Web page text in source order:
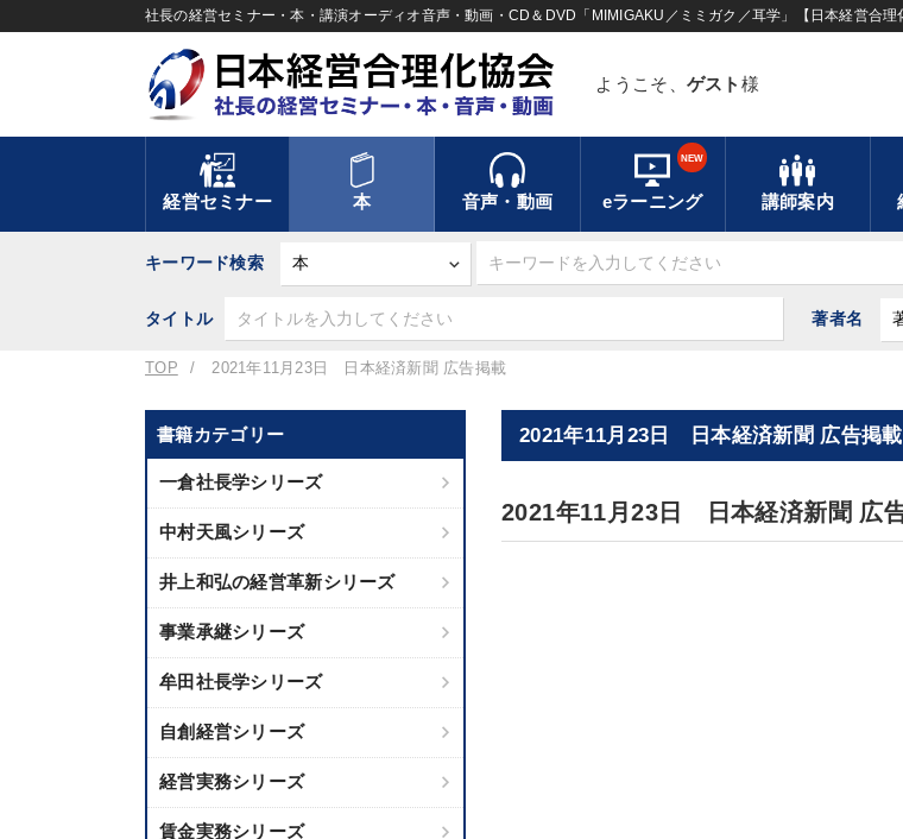
社長の経営セミナー・本・講演オーディオ音声・動画・CD＆DVD「MIMIGAKU／ミミガク／耳学」【日本経営合理
ようこそ、 ゲスト 様
経営セミナー 本 音声・動画 eラーニング
NEW
講師案内
キーワード検索
タイトル 著者名
TOP 2021年11月23日 日本経済新聞 広告掲載
書籍カテゴリー
一倉社長学シリーズ
中村天風シリーズ
井上和弘の経営革新シリーズ
事業承継シリーズ
牟田社長学シリーズ
自創経営シリーズ
経営実務シリーズ
賃金実務シリーズ
2021年11月23日 日本経済新聞 広告掲載
2021年11月23日 日本経済新聞 広